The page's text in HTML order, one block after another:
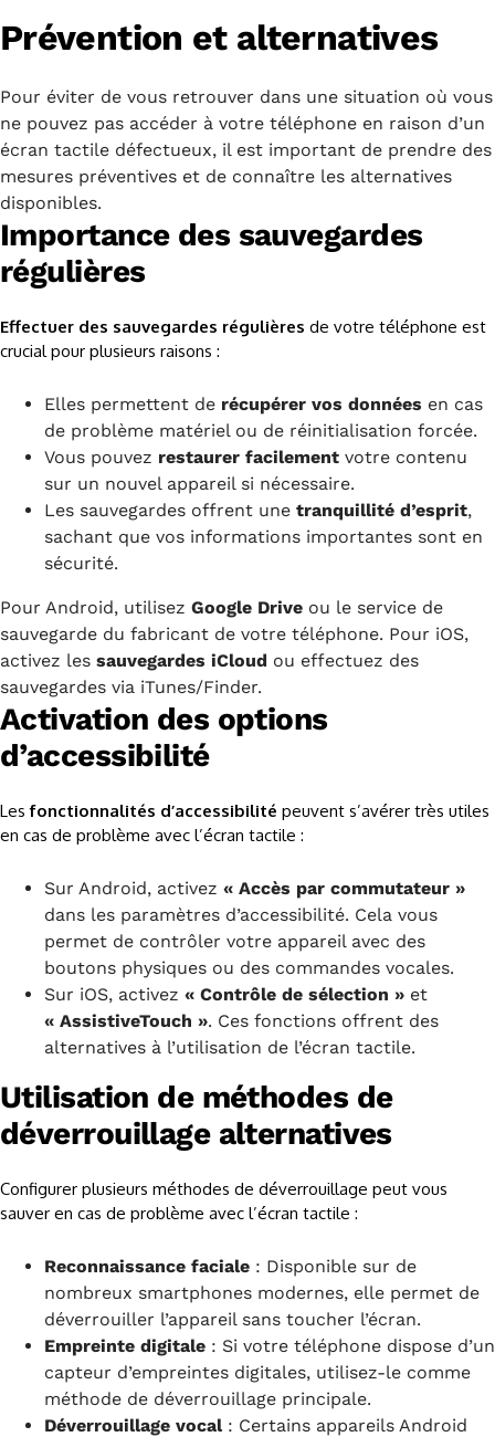
Prévention et alternatives
Pour éviter de vous retrouver dans une situation où vous
ne pouvez pas accéder à votre téléphone en raison d’un
écran tactile défectueux, il est important de prendre des
mesures préventives et de connaître les alternatives
disponibles.
Importance des sauvegardes
régulières
Effectuer des sauvegardes régulières de votre téléphone est
crucial pour plusieurs raisons :
Elles permettent de récupérer vos données en cas
de problème matériel ou de réinitialisation forcée.
Vous pouvez restaurer facilement votre contenu
sur un nouvel appareil si nécessaire.
Les sauvegardes offrent une tranquillité d’esprit,
sachant que vos informations importantes sont en
sécurité.
Pour Android, utilisez Google Drive ou le service de
sauvegarde du fabricant de votre téléphone. Pour iOS,
activez les sauvegardes iCloud ou effectuez des
sauvegardes via iTunes/Finder.
Activation des options
d’accessibilité
Lesfonctionnalités d’accessibilité peuvent s’avérer très utiles
en cas de problème avec l’écran tactile :
Sur Android, activez « Accès par commutateur »
dans les paramètres d’accessibilité. Cela vous
permet de contrôler votre appareil avec des
boutons physiques ou des commandes vocales.
Sur iOS, activez « Contrôle de sélection » et
« AssistiveTouch ». Ces fonctions offrent des
alternatives à l’utilisation de l’écran tactile.
Utilisation de méthodes de
déverrouillage alternatives
Configurer plusieurs méthodes de déverrouillage peut vous
sauver en cas de problème avec l’écran tactile :
Reconnaissance faciale : Disponible sur de
nombreux smartphones modernes, elle permet de
déverrouiller l’appareil sans toucher l’écran.
Empreinte digitale : Si votre téléphone dispose d’un
capteur d’empreintes digitales, utilisez-le comme
méthode de déverrouillage principale.
Déverrouillage vocal: Certains appareils Android